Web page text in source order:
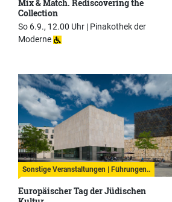
Mix & Match. Rediscovering the
Collection
So 6.9., 12.00 Uhr | Pinakothek der
Moderne
Sonstige Veranstaltungen | Führungen..
Europäischer Tag der Jüdischen